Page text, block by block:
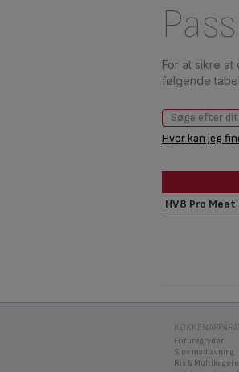
For at sikre
følgende
Hvor kan jeg
HV8 Pro
Frituregryder
Sjov madlavning
Ris & Multikogere